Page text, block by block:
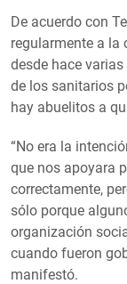
De acuerdo con
regularmente a la
desde hace
de los sanitarios
hay abuelitos a
“No era la
que nos apoyara
correctamente,
sólo porque
organización
cuando fueron
manifestó.